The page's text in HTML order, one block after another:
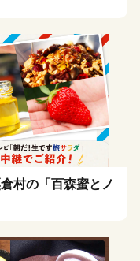
村の「百森蜜とノ